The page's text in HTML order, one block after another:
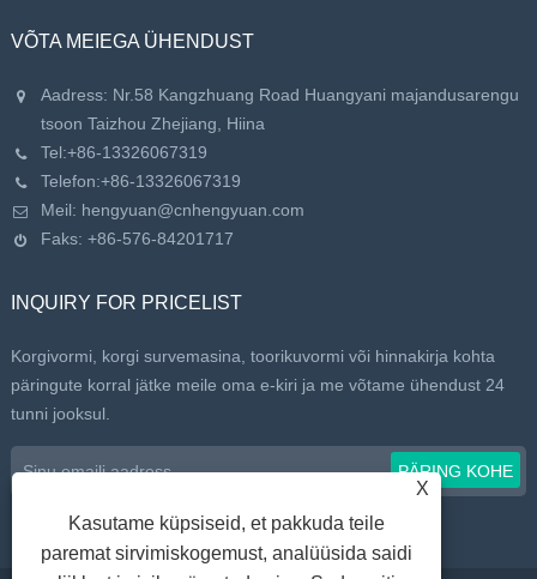
VÕTA MEIEGA ÜHENDUST
Aadress: Nr.58 Kangzhuang Road Huangyani majandusarengu
tsoon Taizhou Zhejiang, Hiina
Tel:+86-13326067319
Telefon:+86-13326067319
Meil: hengyuan@cnhengyuan.com
Faks: +86-576-84201717
INQUIRY FOR PRICELIST
Korgivormi, korgi survemasina, toorikuvormi või hinnakirja kohta
päringute korral jätke meile oma e-kiri ja me võtame ühendust 24
tunni jooksul.
X
Kasutame küpsiseid, et pakkuda teile
paremat sirvimiskogemust, analüüsida saidi